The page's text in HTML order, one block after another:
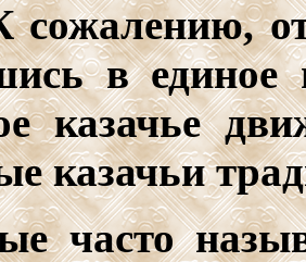
сожалению,
в
казачье
казачьи
часто